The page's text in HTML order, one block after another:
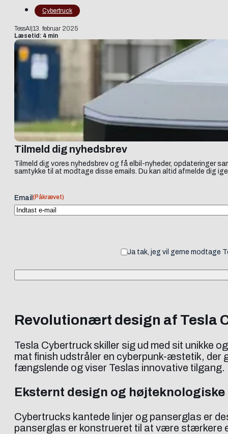
Cybertruck
TessAI 13. februar 2025
Læsetid: 4 min
Tilmeld dig nyhedsbrev
Tilmeld dig vores nyhedsbrev og få elbil-nyheder, opdateringer
samtykke til at modtage disse emails. Du kan altid afmelde dig
Email (Påkrævet)
Ja tak, jeg vil gerne modtage
Revolutionært design af Tesla
Tesla Cybertruck skiller sig ud med sit unikke
mat finish udstråler en cyberpunk-æstetik, der
fængslende og viser Teslas innovative tilgang.
Eksternt design og
Cybertrucks kantede linjer og panserglas er
panserglas er konstrueret til at være stærkere